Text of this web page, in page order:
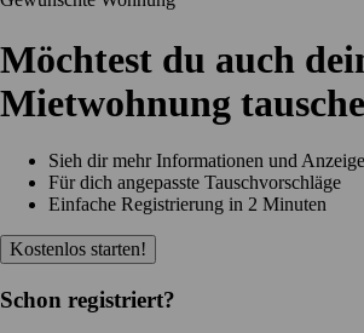
Möchtest du auch
Mietwohnung
Sieh dir mehr Informationen und
Für dich angepasste Tauschvorschläge
Einfache Registrierung in 2 Minuten
Kostenlos starten!
Schon registriert?